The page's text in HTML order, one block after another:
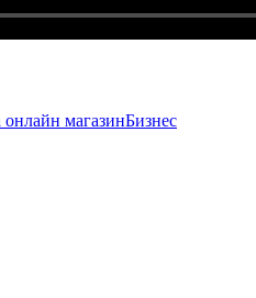
онлайн магазинБизнес